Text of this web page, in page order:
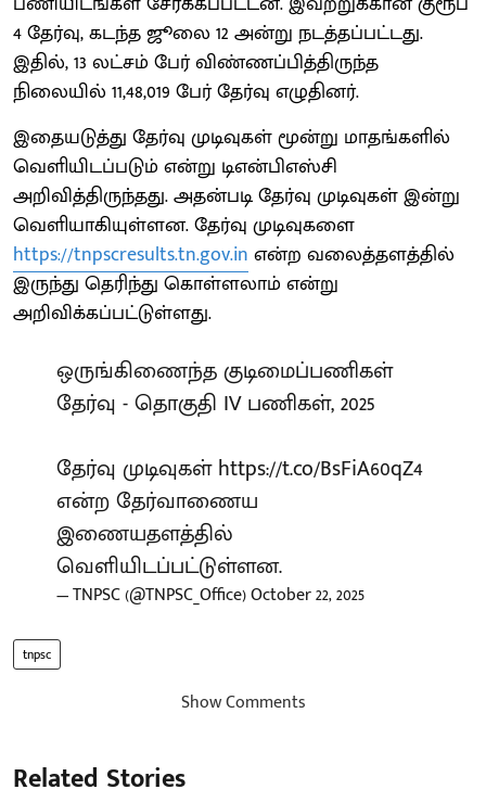
4 தேர்வு, கடந்த ஜூலை 12 அன்று நடத்தப்பட்டது.
இதில், 13 லட்சம் பேர் விண்ணப்பித்திருந்த
நிலையில் 11,48,019 பேர் தேர்வு எழுதினர்.
இதையடுத்து தேர்வு முடிவுகள் மூன்று மாதங்களில்
வெளியிடப்படும் என்று டிஎன்பிஎஸ்சி
அறிவித்திருந்தது. அதன்படி தேர்வு முடிவுகள் இன்று
வெளியாகியுள்ளன. தேர்வு முடிவுகளை
https://tnpscresults.tn.gov.in என்ற வலைத்தளத்தில்
இருந்து தெரிந்து கொள்ளலாம் என்று
அறிவிக்கப்பட்டுள்ளது.
ஒருங்கிணைந்த குடிமைப்பணிகள்
தேர்வு - தொகுதி IV பணிகள், 2025
தேர்வு முடிவுகள்https://t.co/BsFiA60qZ4
என்ற தேர்வாணைய
இணையதளத்தில்
வெளியிடப்பட்டுள்ளன.
— TNPSC (@TNPSC_Office)October 22, 2025
tnpsc
Show Comments
Related Stories